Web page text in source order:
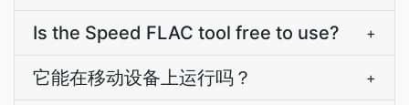
Is the Speed FLAC tool free to use? +
它能在移动设备上运行吗？ +